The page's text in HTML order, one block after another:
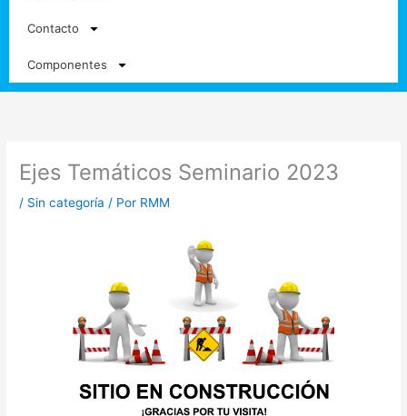
Contacto
Componentes
Ejes Temáticos Seminario 2023
/ Sin categoría / Por RMM